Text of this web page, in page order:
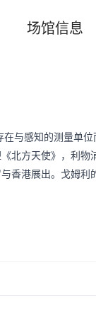
场馆信息
与感知的测量单位
北方天使》，利物
香港展出。戈姆利